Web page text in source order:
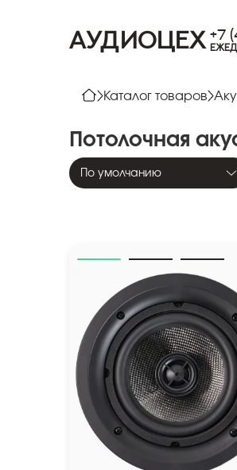
АУДИОЦЕХ +7
Каталог товаров
Потолочная
По умолчанию